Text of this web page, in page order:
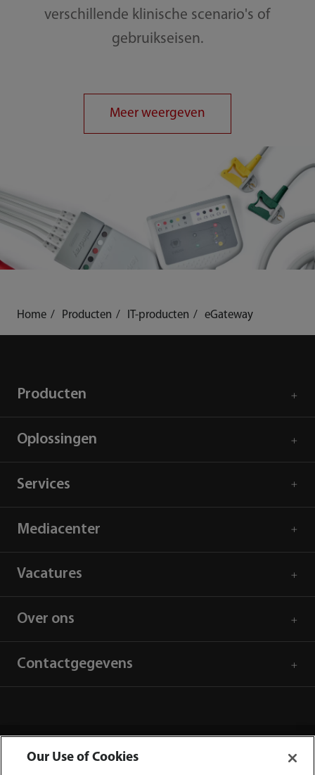
verschillende klinische scenario's of
gebruikseisen.
Meer weergeven
Home Producten IT-producten eGateway
Producten
Oplossingen
Services
Mediacenter
Vacatures
Over ons
Contactgegevens
Our Use of Cookies